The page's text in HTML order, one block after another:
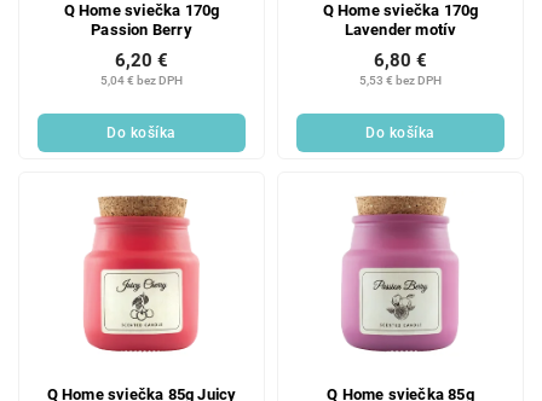
Q Home sviečka 170g
Passion Berry
5,04 € bez DPH
6,20 €
Do košíka
Q Home sviečka 170g
Lavender motív
5,53 € bez DPH
6,80 €
Do košíka
Q Home sviečka 85g Juicy Q Home sviečka 85g